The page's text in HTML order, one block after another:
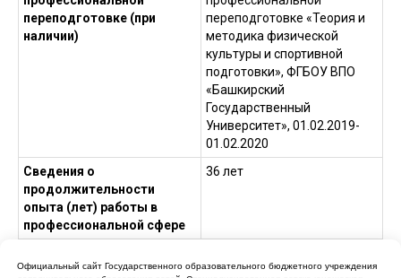
переподготовке (при
наличии)
переподготовке «Теория и
методика физической
культуры и спортивной
подготовки», ФГБОУ ВПО
«Башкирский
Государственный
Университет», 01.02.2019-
01.02.2020
Сведения о
продолжительности
опыта (лет) работы в
профессиональной сфере
36 лет
категория
Официальный сайт Государственного образовательного бюджетного учреждения